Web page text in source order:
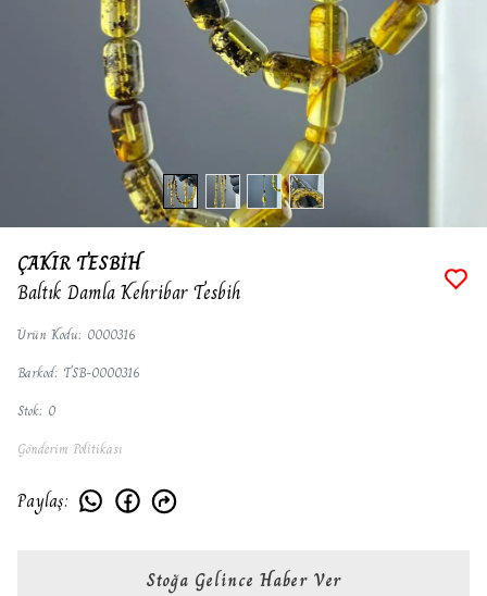
ÇAKIR TESBİH
Baltık Damla Kehribar Tesbih
Ürün Kodu: 0000316
Barkod: TSB-0000316
Stok: 0
Gönderim Politikası
Paylaş:
Stoğa Gelince Haber Ver